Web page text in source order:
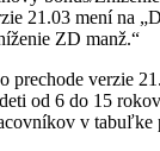
21.03 mení na
ZD manž.“
prechode verzie
od 6 do 15
v tabuľke